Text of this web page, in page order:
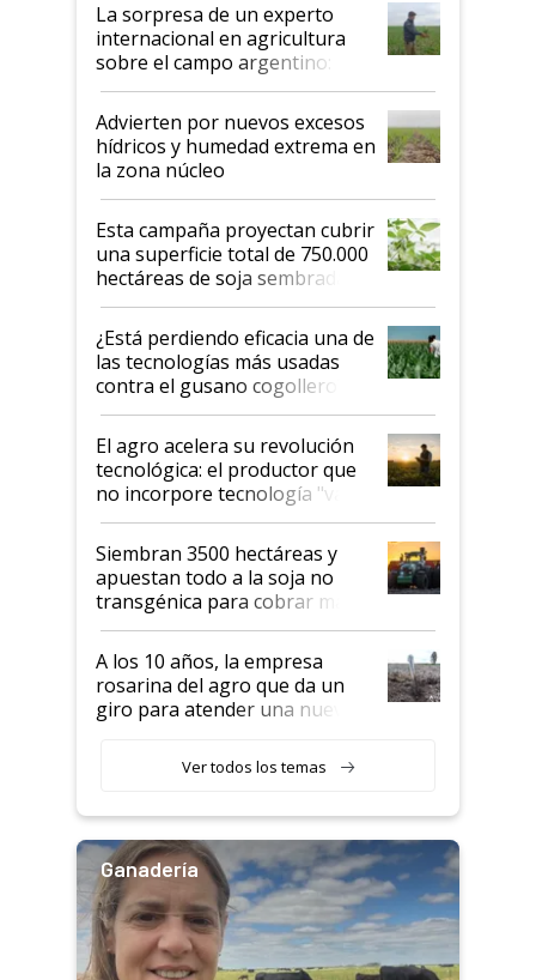
La sorpresa de un experto
internacional en agricultura
sobre el campo argentino:
"Estoy muy impresionado"
Advierten por nuevos excesos
hídricos y humedad extrema en
la zona núcleo
Esta campaña proyectan cubrir
una superficie total de 750.000
hectáreas de soja sembradas
con una nueva generación de
variedades que marcan un
salto tecnológico en genética y
rendimiento
¿Está perdiendo eficacia una de
las tecnologías más usadas
contra el gusano cogollero? El
desafío de una tecnología clave
El agro acelera su revolución
tecnológica: el productor que
no incorpore tecnología "va a
perder el tren"
Siembran 3500 hectáreas y
apuestan todo a la soja no
transgénica para cobrar más
por tonelada: compraron un
semillero
A los 10 años, la empresa
rosarina del agro que da un
giro para atender una nueva
Ver todos los temas
Ganadería